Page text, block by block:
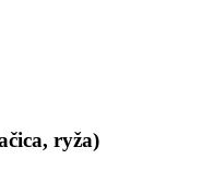
ryža)